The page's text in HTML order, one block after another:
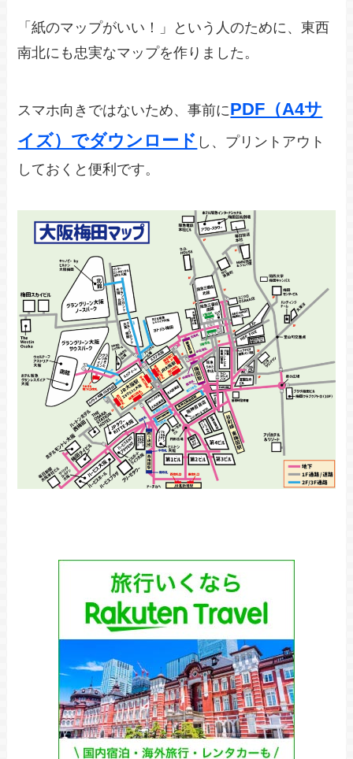
「紙のマップがいい！」という人のために、東西
南北にも忠実なマップを作りました。
スマホ向きではないため、事前にPDF（A4サ
イズ）でダウンロード し、プリントアウト
しておくと便利です。